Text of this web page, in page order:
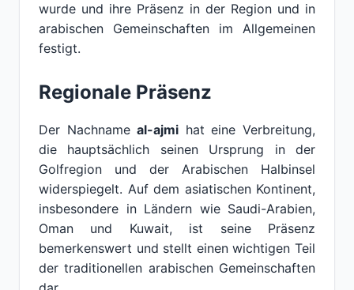
wurde und ihre Präsenz in der Region und in
arabischen Gemeinschaften im Allgemeinen
festigt.
Regionale Präsenz
Der Nachnameal-ajmi hat eine Verbreitung,
die hauptsächlich seinen Ursprung in der
Golfregion und der Arabischen Halbinsel
widerspiegelt. Auf dem asiatischen Kontinent,
insbesondere in Ländern wie Saudi-Arabien,
Oman und Kuwait, ist seine Präsenz
bemerkenswert und stellt einen wichtigen Teil
der traditionellen arabischen Gemeinschaften